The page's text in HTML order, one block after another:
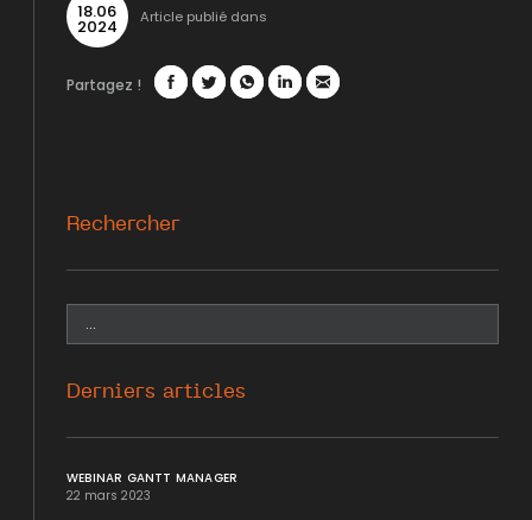
18.06
2024 Article publié dans
Partagez !
Rechercher
Derniers articles
WEBINAR GANTT MANAGER
22 mars 2023